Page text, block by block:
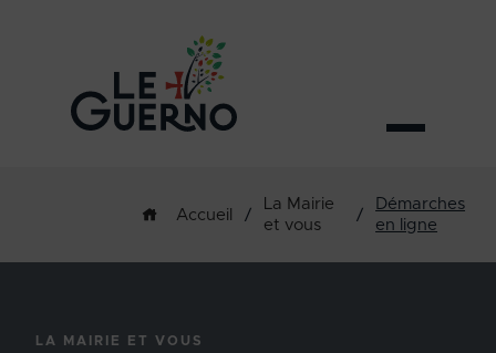
Accueil /
La Mairie
et vous
/
Démarches
en ligne
LA MAIRIE ET VOUS